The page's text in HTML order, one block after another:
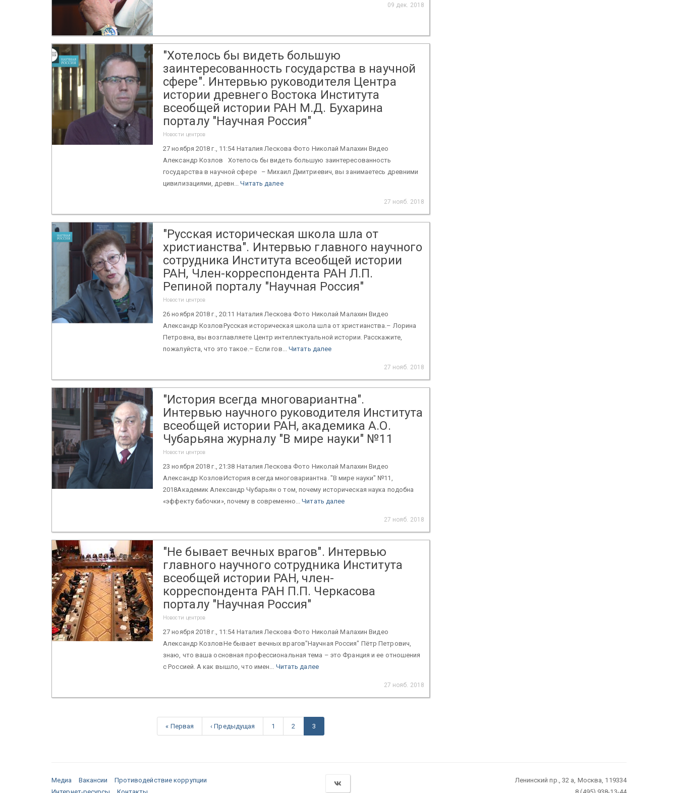
09 дек. 2018
"Хотелось бы видеть большую
заинтересованность государства в научной
сфере". Интервью руководителя Центра
истории древнего Востока Института
всеобщей истории РАН М.Д. Бухарина
порталу "Научная Россия"
Новости центров
27 ноября 2018 г., 11:54 Наталия Лескова Фото Николай Малахин Видео
Александр Козлов Хотелось бы видеть большую заинтересованность
государства в научной сфере – Михаил Дмитриевич, вы занимаетесь древними
цивилизациями, древн...Читать далее
27 нояб. 2018
"Русская историческая школа шла от
христианства". Интервью главного научного
сотрудника Института всеобщей истории
РАН, Член-корреспондента РАН Л.П.
Репиной порталу "Научная Россия"
Новости центров
26 ноября 2018 г., 20:11 Наталия Лескова Фото Николай Малахин Видео
Александр КозловРусская историческая школа шла от христианства.– Лорина
Петровна, вы возглавляете Центр интеллектуальной истории. Расскажите,
пожалуйста, что это такое.– Если гов... Читать далее
27 нояб. 2018
"История всегда многовариантна".
Интервью научного руководителя Института
всеобщей истории РАН, академика А.О.
Чубарьяна журналу "В мире науки" №11
Новости центров
23 ноября 2018 г., 21:38 Наталия Лескова Фото Николай Малахин Видео
Александр КозловИстория всегда многовариантна. "В мире науки" №11,
2018Академик Александр Чубарьян о том, почему историческая наука подобна
«эффекту бабочки», почему в современно...Читать далее
27 нояб. 2018
"Не бывает вечных врагов". Интервью
главного научного сотрудника Института
всеобщей истории РАН, член-
корреспондента РАН П.П. Черкасова
порталу "Научная Россия"
Новости центров
27 ноября 2018 г., 11:54 Наталия Лескова Фото Николай Малахин Видео
Александр КозловНе бывает вечных врагов"Научная Россия" Пётр Петрович,
знаю, что ваша основная профессиональная тема – это Франция и ее отношения
с Россией. А как вышло, что имен... Читать далее
27 нояб. 2018
« Первая ‹ Предыдущая 1 2 3
Медиа Вакансии
Противодействие коррупции
Интернет-ресурсы
Контакты
Ленинский пр., 32 а, Москва, 119334
8 (495) 938-13-44